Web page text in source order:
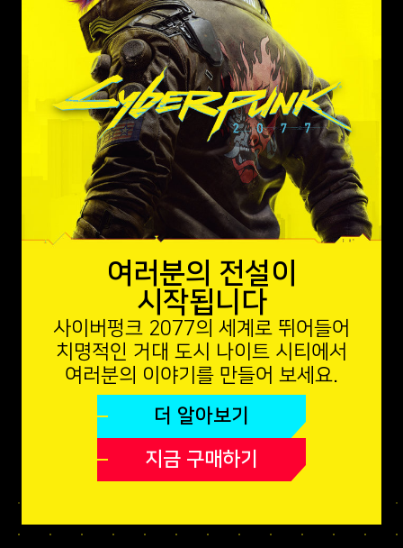
여러분의 전설이
시작됩니다
사이버펑크 2077의 세계로 뛰어들어
치명적인 거대 도시 나이트 시티에서
여러분의 이야기를 만들어 보세요.
더 알아보기
지금 구매하기